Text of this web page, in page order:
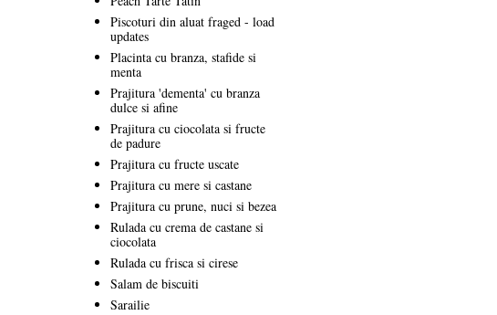
Piscoturi din aluat fraged - load
updates
Placinta cu branza, stafide si
menta
Prajitura 'dementa' cu branza
dulce si afine
Prajitura cu ciocolata si fructe
de padure
Prajitura cu fructe uscate
Prajitura cu mere si castane
Prajitura cu prune, nuci si bezea
Rulada cu crema de castane si
ciocolata
Rulada cu frisca si cirese
Salam de biscuiti
Sarailie